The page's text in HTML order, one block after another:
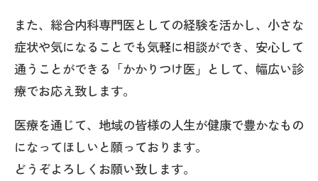
また、総合内科専門医としての経験を活かし、小さな
症状や気になることでも気軽に相談ができ、安心して
通うことができる「かかりつけ医」として、幅広い診
療でお応え致します。
医療を通じて、地域の皆様の人生が健康で豊かなもの
になってほしいと願っております。
どうぞよろしくお願い致します。